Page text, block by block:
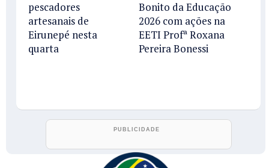
pescadores
artesanais de
Eirunepé nesta
quarta
Bonito da Educação
2026 com ações na
EETI Profª Roxana
Pereira Bonessi